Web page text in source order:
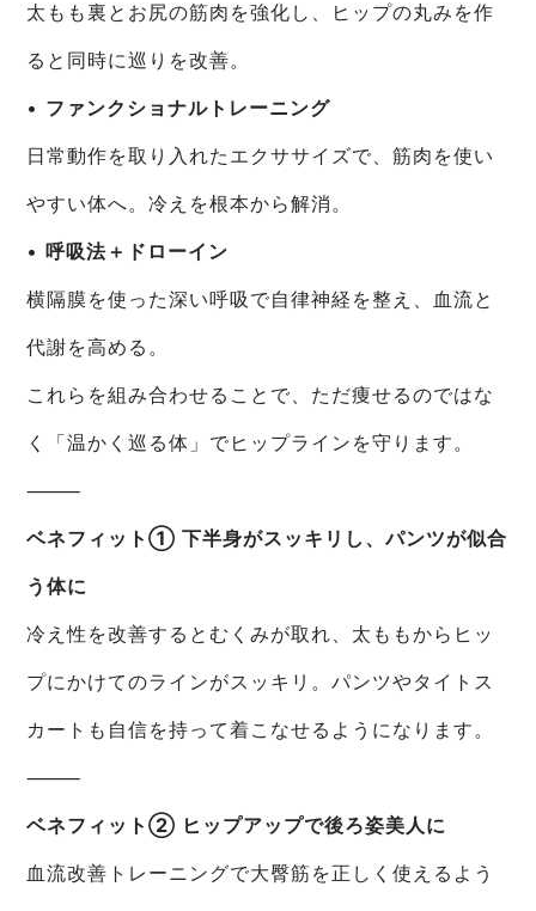
太もも裏とお尻の筋肉を強化し、ヒップの丸みを作
ると同時に巡りを改善。
• ファンクショナルトレーニング
日常動作を取り入れたエクササイズで、筋肉を使い
やすい体へ。冷えを根本から解消。
•呼吸法＋ドローイン
横隔膜を使った深い呼吸で自律神経を整え、血流と
代謝を高める。
これらを組み合わせることで、ただ痩せるのではな
く「温かく巡る体」でヒップラインを守ります。
⸻
ベネフィット① 下半身がスッキリし、パンツが似合
う体に
冷え性を改善するとむくみが取れ、太ももからヒッ
プにかけてのラインがスッキリ。パンツやタイトス
カートも自信を持って着こなせるようになります。
⸻
ベネフィット② ヒップアップで後ろ姿美人に
血流改善トレーニングで大臀筋を正しく使えるよう